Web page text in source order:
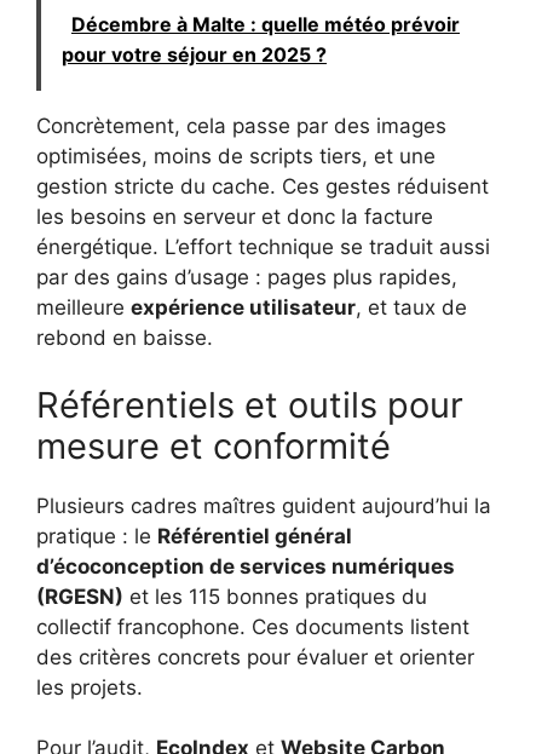
Décembre à Malte : quelle météo prévoir
pour votre séjour en 2025 ?
Concrètement, cela passe par des images
optimisées, moins de scripts tiers, et une
gestion stricte du cache. Ces gestes réduisent
les besoins en serveur et donc la facture
énergétique. L’effort technique se traduit aussi
par des gains d’usage : pages plus rapides,
meilleure expérience utilisateur, et taux de
rebond en baisse.
Référentiels et outils pour
mesure et conformité
Plusieurs cadres maîtres guident aujourd’hui la
pratique : le Référentiel général
d’écoconception de services numériques
(RGESN) et les 115 bonnes pratiques du
collectif francophone. Ces documents listent
des critères concrets pour évaluer et orienter
les projets.
Pour l’audit, EcoIndex et Website Carbon